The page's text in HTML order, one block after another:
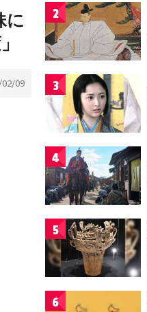
に
09
2
3
4
5
6